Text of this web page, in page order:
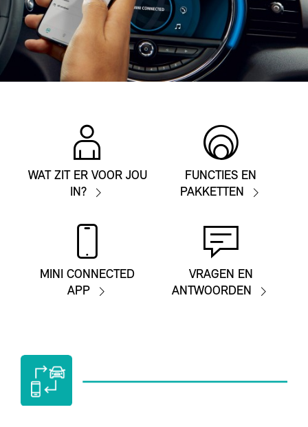
WAT ZIT ER VOOR JOU
IN?
FUNCTIES EN
PAKKETTEN
MINI CONNECTED
APP
VRAGEN EN
ANTWOORDEN